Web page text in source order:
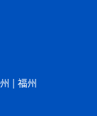
| 福州